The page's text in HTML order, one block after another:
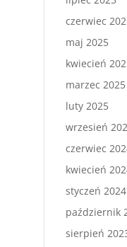
czerwiec
maj 2025
kwiecień
marzec 2025
luty 2025
wrzesień
czerwiec
kwiecień
styczeń 2024
październik
sierpień